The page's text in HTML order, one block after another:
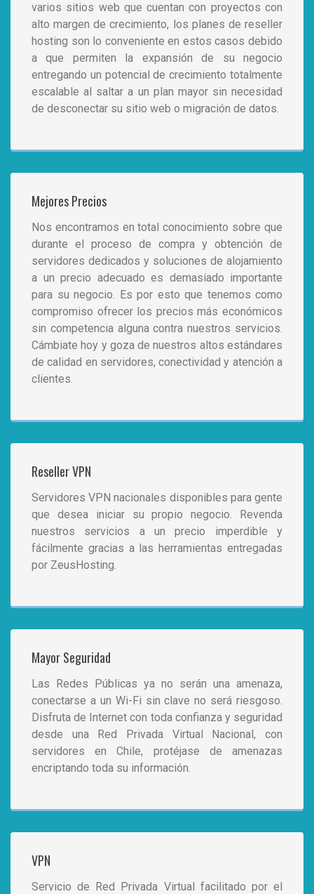
varios sitios web que cuentan con proyectos con
alto margen de crecimiento, los planes de reseller
hosting son lo conveniente en estos casos debido
a que permiten la expansión de su negocio
entregando un potencial de crecimiento totalmente
escalable al saltar a un plan mayor sin necesidad
de desconectar su sitio web o migración de datos.
Mejores Precios
Nos encontramos en total conocimiento sobre que
durante el proceso de compra y obtención de
servidores dedicados y soluciones de alojamiento
a un precio adecuado es demasiado importante
para su negocio. Es por esto que tenemos como
compromiso ofrecer los precios más económicos
sin competencia alguna contra nuestros servicios.
Cámbiate hoy y goza de nuestros altos estándares
de calidad en servidores, conectividad y atención a
clientes.
Reseller VPN
Servidores VPN nacionales disponibles para gente
que desea iniciar su propio negocio. Revenda
nuestros servicios a un precio imperdible y
fácilmente gracias a las herramientas entregadas
por ZeusHosting.
Mayor Seguridad
Las Redes Públicas ya no serán una amenaza,
conectarse a un Wi-Fi sin clave no será riesgoso.
Disfruta de Internet con toda confianza y seguridad
desde una Red Privada Virtual Nacional, con
servidores en Chile, protéjase de amenazas
encriptando toda su información.
VPN
Servicio de Red Privada Virtual facilitado por el